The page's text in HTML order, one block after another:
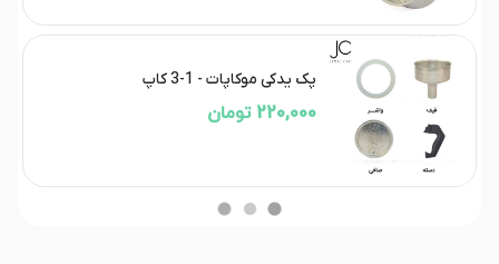
پک یدکی موکاپات - 1-3 کاپ
220,000 تومان